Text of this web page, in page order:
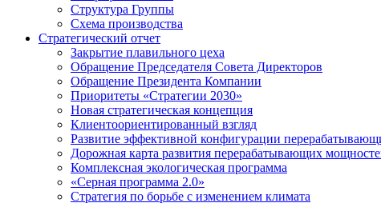
Структура Группы
Схема производства
Стратегический отчет
Закрытие плавильного цеха
Обращение Председателя Совета Директоров
Обращение Президента Компании
Приоритеты «Стратегии 2030»
Новая стратегическая концепция
Клиентоориентированный взгляд
Развитие эффективной конфигурации
Дорожная карта развития перерабатывающих
Комплексная экологическая программа
«Серная программа 2.0»
Стратегия по борьбе с изменением климата